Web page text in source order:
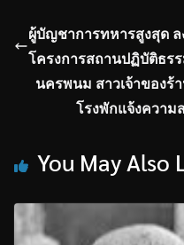
ผู้บัญชาการทหารสูงสุด
โครงการสถานปฏิบัติธร
นครพนม สาวเจ้าของร้
โรงพักแจ้งควา
You May Also